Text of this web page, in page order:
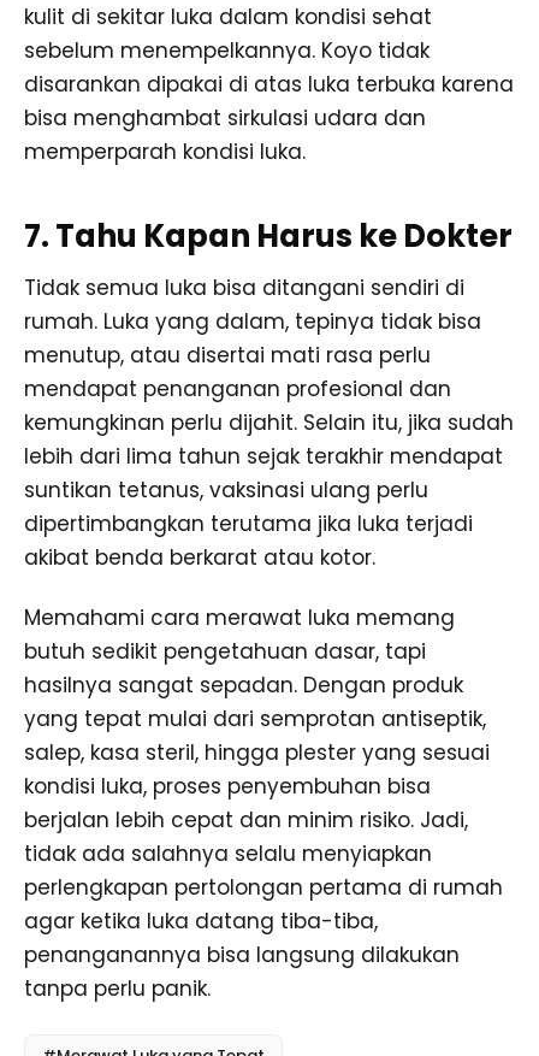
kulit di sekitar luka dalam kondisi sehat
sebelum menempelkannya. Koyo tidak
disarankan dipakai di atas luka terbuka karena
bisa menghambat sirkulasi udara dan
memperparah kondisi luka.
7. Tahu Kapan Harus ke Dokter
Tidak semua luka bisa ditangani sendiri di
rumah. Luka yang dalam, tepinya tidak bisa
menutup, atau disertai mati rasa perlu
mendapat penanganan profesional dan
kemungkinan perlu dijahit. Selain itu, jika sudah
lebih dari lima tahun sejak terakhir mendapat
suntikan tetanus, vaksinasi ulang perlu
dipertimbangkan terutama jika luka terjadi
akibat benda berkarat atau kotor.
Memahami cara merawat luka memang
butuh sedikit pengetahuan dasar, tapi
hasilnya sangat sepadan. Dengan produk
yang tepat mulai dari semprotan antiseptik,
salep, kasa steril, hingga plester yang sesuai
kondisi luka, proses penyembuhan bisa
berjalan lebih cepat dan minim risiko. Jadi,
tidak ada salahnya selalu menyiapkan
perlengkapan pertolongan pertama di rumah
agar ketika luka datang tiba-tiba,
penanganannya bisa langsung dilakukan
tanpa perlu panik.